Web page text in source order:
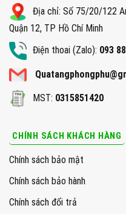
Địa chỉ: Số 75/20/122
Quận 12, TP Hồ Chí Minh
Điện thoai (Zalo): 093
MST: 0315851420
CHÍNH SÁCH KHÁCH HÀNG
Chính sách bảo mật
Chính sách bảo hành
Chính sách đổi trả